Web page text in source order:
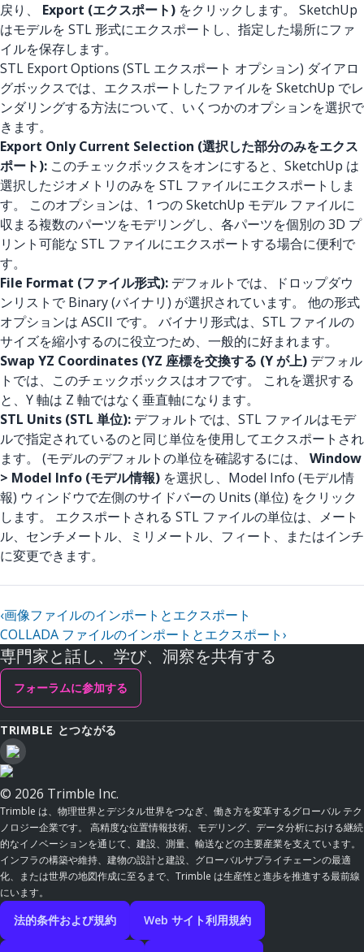
戻り、 Export (エクスポート) をクリックします。 SketchUp
はモデルを STL 形式にエクスポートし、指定した場所にファ
イルを保存します。
STL Export Options (STL エクスポート オプション) ダイアロ
グボックスでは、エクスポートしたファイルを SketchUp でレ
ンダリングする方法について、いくつかのオプションを選択で
きます。
Export Only Current Selection (選択した部分のみをエクス
ポート): このチェックボックスをオンにすると、SketchUp は
選択したジオメトリのみを STL ファイルにエクスポートしま
す。 このオプションは、1 つの SketchUp モデル ファイルに
収まる複数のパーツをモデリングし、各パーツを個別の 3D プ
リント可能な STL ファイルにエクスポートする場合に便利で
す。
File Format (ファイル形式): デフォルトでは、ドロップダウ
ンリストで Binary (バイナリ) が選択されています。 他の形式
オプションは ASCII です。 バイナリ形式は、STL ファイルの
サイズを縮小するのに役立つため、一般的に好まれます。
Swap YZ Coordinates (YZ 座標を交換する (Y が上) デフォル
トでは、このチェックボックスはオフです。 これを選択する
と、Y 軸は Z 軸ではなく垂直軸になります。
STL Units (STL 単位): デフォルトでは、STL ファイルはモデ
ルで指定されているのと同じ単位を使用してエクスポートされ
ます。 (モデルのデフォルトの単位を確認するには、 Window
> Model Info (モデル情報) を選択し、Model Info (モデル情
報) ウィンドウで左側のサイドバーの Units (単位) をクリック
します。 エクスポートされる STL ファイルの単位は、メート
ル、センチメートル、ミリメートル、フィート、またはインチ
に変更できます。
‹画像ファイルのインポートとエクスポート
COLLADA ファイルのインポートとエクスポート›
専門家と話し、学び、洞察を共有する
フォーラムに参加する
TRIMBLE とつながる
© 2026 Trimble Inc.
Trimble は、物理世界とデジタル世界をつなぎ、働き方を変革するグローバル テク
ノロジー企業です。 高精度な位置情報技術、モデリング、データ分析における継続
的なイノベーションを通じて、建設、測量、輸送などの主要産業を支えています。
インフラの構築や維持、建物の設計と建設、グローバルサプライチェーンの最適
化、または世界の地図作成に至るまで、Trimble は生産性と進歩を推進する最前線
にいます。
法的条件および規約 Web サイト利用規約